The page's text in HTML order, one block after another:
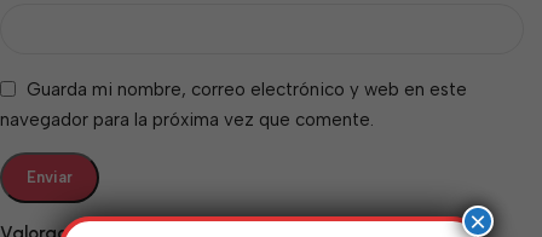
Guarda mi nombre, correo electrónico y web en este
navegador para la próxima vez que comente.
×